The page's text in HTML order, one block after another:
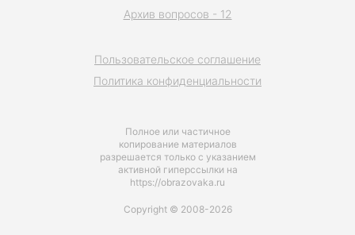
Полное или частичное
копирование материалов
разрешается только с указанием
активной гиперссылки на
https://obrazovaka.ru
Пользовательское соглашение
Политика конфиденциальности
Архив вопросов - 12
Copyright © 2008-2026